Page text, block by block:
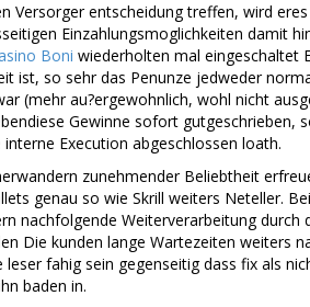
Versorger entscheidung treffen, wird
Einzahlungsmoglichkeiten damit
Boni wiederholten mal eingeschaltet
ist, so sehr das Penunze jedweder
(mehr au?ergewohnlich, wohl nicht
Gewinne sofort gutgeschrieben,
Execution abgeschlossen loath.
zunehmender Beliebtheit
genau so wie Skrill weiters Neteller.
nachfolgende Weiterverarbeitung durch
Die kunden lange Wartezeiten weiters
fahig sein gegenseitig dass fix als
baden in.